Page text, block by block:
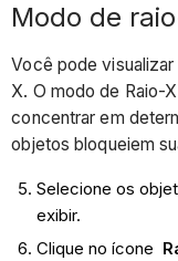
Modo de
Você pode
X. O modo de Raio-
concentrar em
objetos bloqueiem
Selecione os
exibir.
Clique no ícone